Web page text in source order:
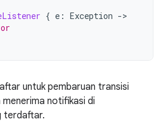
{ e : Exception ->
untuk pembaruan transisi
notifikasi di
terdaftar.